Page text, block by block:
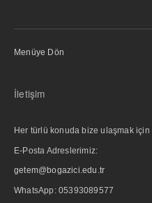
Menüye Dön
İletişim
Her türlü konuda bize ulaşmak
E-Posta Adreslerimiz:
getem@bogazici.edu.tr
WhatsApp: 05393089577